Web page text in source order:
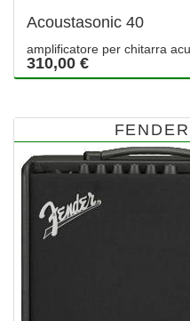
Acoustasonic 40
amplificatore per chitarra
310,00 €
FENDER